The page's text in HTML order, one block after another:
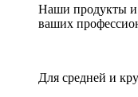
Наши продукты и
ваших
Для средней и